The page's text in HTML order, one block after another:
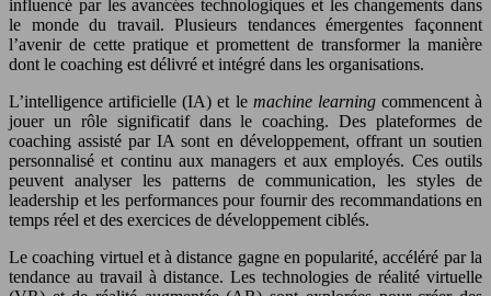
influencé par les avancées technologiques et les changements dans
le monde du travail. Plusieurs tendances émergentes façonnent
l’avenir de cette pratique et promettent de transformer la manière
dont le coaching est délivré et intégré dans les organisations.
L’intelligence artificielle (IA) et le machine learning commencent à
jouer un rôle significatif dans le coaching. Des plateformes de
coaching assisté par IA sont en développement, offrant un soutien
personnalisé et continu aux managers et aux employés. Ces outils
peuvent analyser les patterns de communication, les styles de
leadership et les performances pour fournir des recommandations en
temps réel et des exercices de développement ciblés.
Le coaching virtuel et à distance gagne en popularité, accéléré par la
tendance au travail à distance. Les technologies de réalité virtuelle